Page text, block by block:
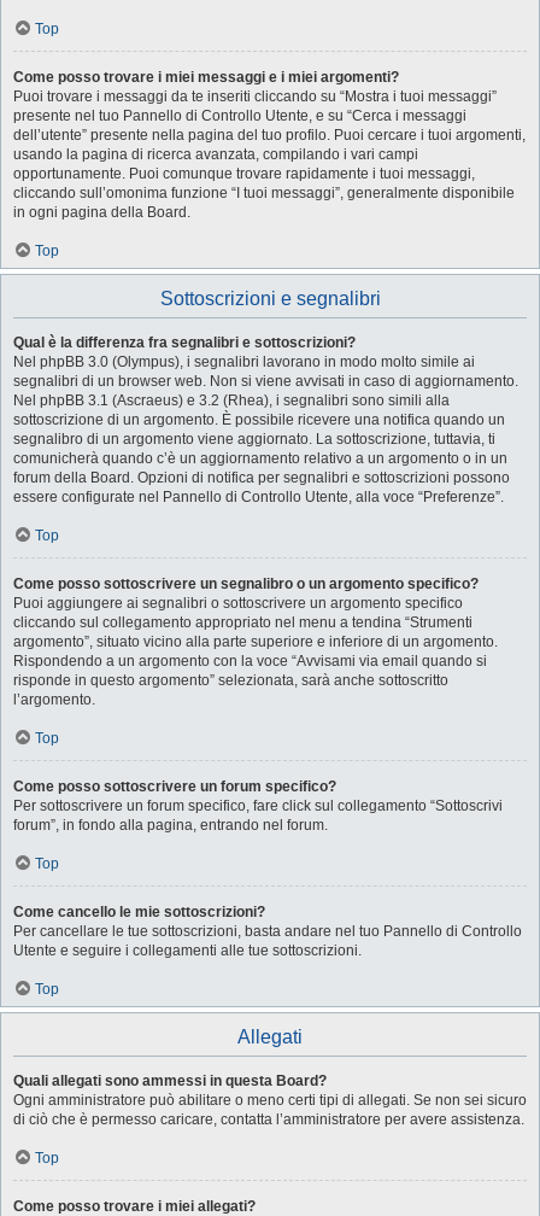
Top
Come posso trovare i miei messaggi e i miei argomenti?
Puoi trovare i messaggi da te inseriti cliccando su “Mostra i tuoi messaggi”
presente nel tuo Pannello di Controllo Utente, e su “Cerca i messaggi
dell’utente” presente nella pagina del tuo profilo. Puoi cercare i tuoi argomenti,
usando la pagina di ricerca avanzata, compilando i vari campi
opportunamente. Puoi comunque trovare rapidamente i tuoi messaggi,
cliccando sull’omonima funzione “I tuoi messaggi”, generalmente disponibile
in ogni pagina della Board.
Top
Sottoscrizioni e segnalibri
Qual è la differenza fra segnalibri e sottoscrizioni?
Nel phpBB 3.0 (Olympus), i segnalibri lavorano in modo molto simile ai
segnalibri di un browser web. Non si viene avvisati in caso di aggiornamento.
Nel phpBB 3.1 (Ascraeus) e 3.2 (Rhea), i segnalibri sono simili alla
sottoscrizione di un argomento. È possibile ricevere una notifica quando un
segnalibro di un argomento viene aggiornato. La sottoscrizione, tuttavia, ti
comunicherà quando c’è un aggiornamento relativo a un argomento o in un
forum della Board. Opzioni di notifica per segnalibri e sottoscrizioni possono
essere configurate nel Pannello di Controllo Utente, alla voce “Preferenze”.
Top
Come posso sottoscrivere un segnalibro o un argomento specifico?
Puoi aggiungere ai segnalibri o sottoscrivere un argomento specifico
cliccando sul collegamento appropriato nel menu a tendina “Strumenti
argomento”, situato vicino alla parte superiore e inferiore di un argomento.
Rispondendo a un argomento con la voce “Avvisami via email quando si
risponde in questo argomento” selezionata, sarà anche sottoscritto
l’argomento.
Top
Come posso sottoscrivere un forum specifico?
Per sottoscrivere un forum specifico, fare click sul collegamento “Sottoscrivi
forum”, in fondo alla pagina, entrando nel forum.
Top
Come cancello le mie sottoscrizioni?
Per cancellare le tue sottoscrizioni, basta andare nel tuo Pannello di Controllo
Utente e seguire i collegamenti alle tue sottoscrizioni.
Top
Allegati
Quali allegati sono ammessi in questa Board?
Ogni amministratore può abilitare o meno certi tipi di allegati. Se non sei sicuro
di ciò che è permesso caricare, contatta l’amministratore per avere assistenza.
Top
Come posso trovare i miei allegati?